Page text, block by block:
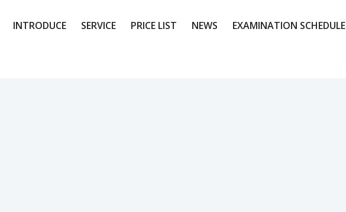
INTRODUCE SERVICE PRICE LIST NEWS EXAMINATION SCHEDULE